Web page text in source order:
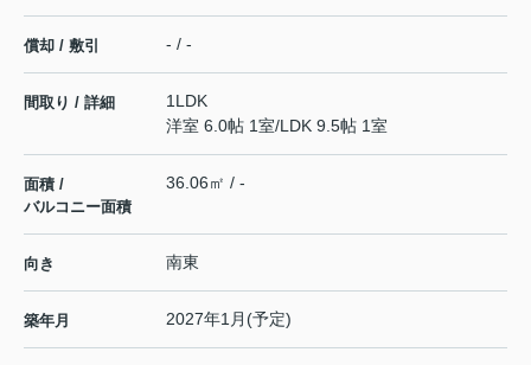
償却 / 敷引 - / -
間取り / 詳細
1LDK
洋室 6.0帖 1室/LDK 9.5帖 1室
面積 /
バルコニー面積
36.06㎡ / -
向き 南東
築年月 2027年1月(予定)